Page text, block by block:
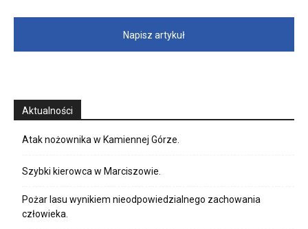
Napisz artykuł
Aktualności
Atak nożownika w Kamiennej Górze.
Szybki kierowca w Marciszowie.
Pożar lasu wynikiem nieodpowiedzialnego zachowania
człowieka.